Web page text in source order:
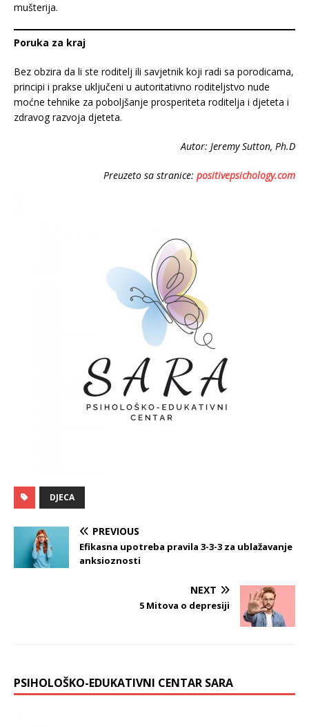
mušterija.
Poruka za kraj
Bez obzira da li ste roditelj ili savjetnik koji radi sa porodicama,
principi i prakse uključeni u autoritativno roditeljstvo nude
moćne tehnike za poboljšanje prosperiteta roditelja i djeteta i
zdravog razvoja djeteta.
Autor: Jeremy Sutton, Ph.D
Preuzeto sa stranice: positivepsichology.com
DJECA
PREVIOUS
Efikasna upotreba pravila 3-3-3 za ublažavanje
anksioznosti
NEXT
5 Mitova o depresiji
PSIHOLOŠKO-EDUKATIVNI CENTAR SARA